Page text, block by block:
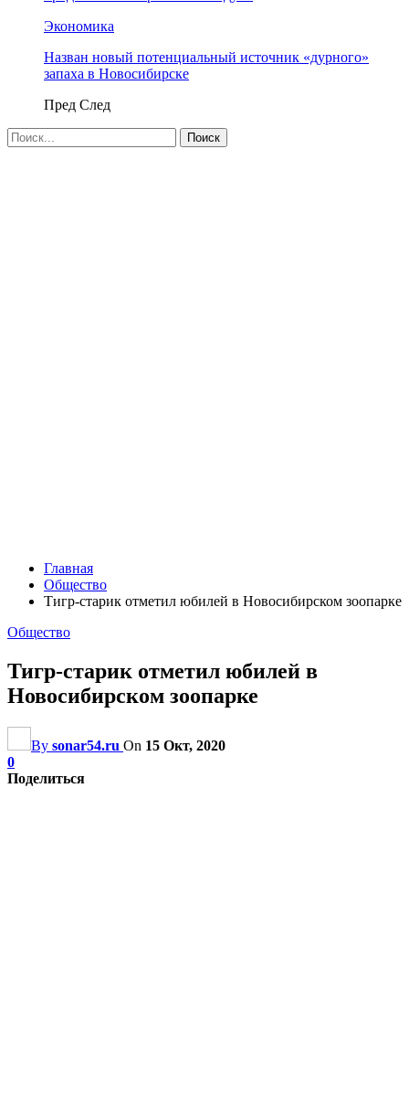
Экономика
Назван новый потенциальный источник «дурного»
запаха в Новосибирске
Пред След
Главная
Общество
Тигр-старик отметил юбилей в Новосибирском зоопарке
Общество
Тигр-старик отметил юбилей в
Новосибирском зоопарке
By sonar54.ru On 15 Окт, 2020
0
Поделиться